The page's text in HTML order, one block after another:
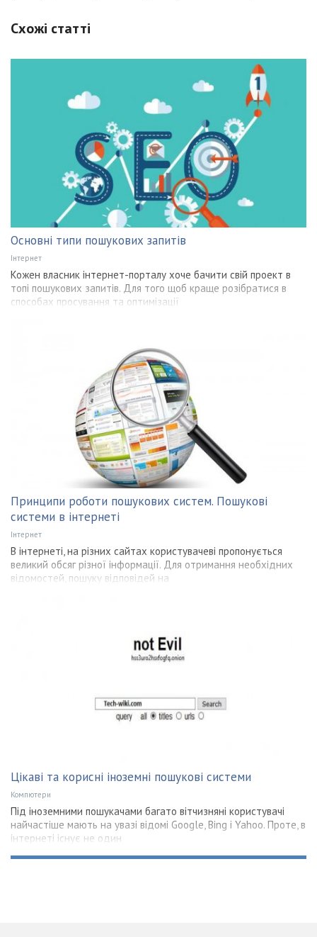
Схожі статті
Основні типи пошукових запитів
Інтернет
Кожен власник інтернет-порталу хоче бачити свій проект в
топі пошукових запитів. Для того щоб краще розібратися в
способах просування та оптимізації
Принципи роботи пошукових систем. Пошукові
системи в інтернеті
Інтернет
В інтернеті, на різних сайтах користувачеві пропонується
великий обсяг різної інформації. Для отримання необхідних
відомостей, пошуку відповідей на
Цікаві та корисні іноземні пошукові системи
Компютери
Під іноземними пошукачами багато вітчизняні користувачі
найчастіше мають на увазі відомі Google, Bing і Yahoo. Проте, в
інтернеті існує не один